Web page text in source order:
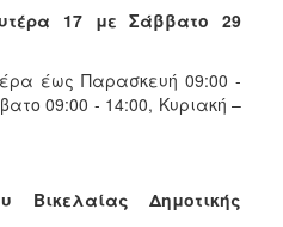
17 με Σάββατο 29
έως Παρασκευή 09:00 -
09:00 - 14:00, Κυριακή –
Βικελαίας Δημοτικής